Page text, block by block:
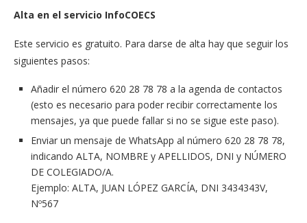
Alta en el servicio InfoCOECS
Este servicio es gratuito. Para darse de alta hay que seguir los
siguientes pasos:
Añadir el número 620 28 78 78 a la agenda de contactos
(esto es necesario para poder recibir correctamente los
mensajes, ya que puede fallar si no se sigue este paso).
Enviar un mensaje de WhatsApp al número 620 28 78 78,
indicando ALTA, NOMBRE y APELLIDOS, DNI y NÚMERO
DE COLEGIADO/A.
Ejemplo: ALTA, JUAN LÓPEZ GARCÍA, DNI 3434343V,
Nº567